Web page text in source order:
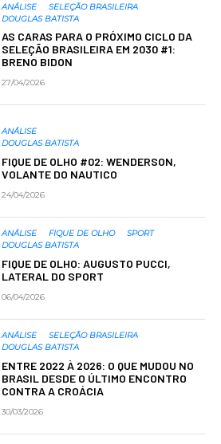
ANÁLISE
SELEÇÃO BRASILEIRA
DOUGLAS BATISTA
AS CARAS PARA O PRÓXIMO CICLO DA
SELEÇÃO BRASILEIRA EM 2030 #1:
BRENO BIDON
27/04/2026
ANÁLISE
DOUGLAS BATISTA
FIQUE DE OLHO #02: WENDERSON,
VOLANTE DO NAUTICO
24/04/2026
ANÁLISE FIQUE DE OLHO
SPORT
DOUGLAS BATISTA
FIQUE DE OLHO: AUGUSTO PUCCI,
LATERAL DO SPORT
06/04/2026
ANÁLISE
SELEÇÃO BRASILEIRA
DOUGLAS BATISTA
ENTRE 2022 À 2026: O QUE MUDOU NO
BRASIL DESDE O ÚLTIMO ENCONTRO
CONTRA A CROÁCIA
30/03/2026